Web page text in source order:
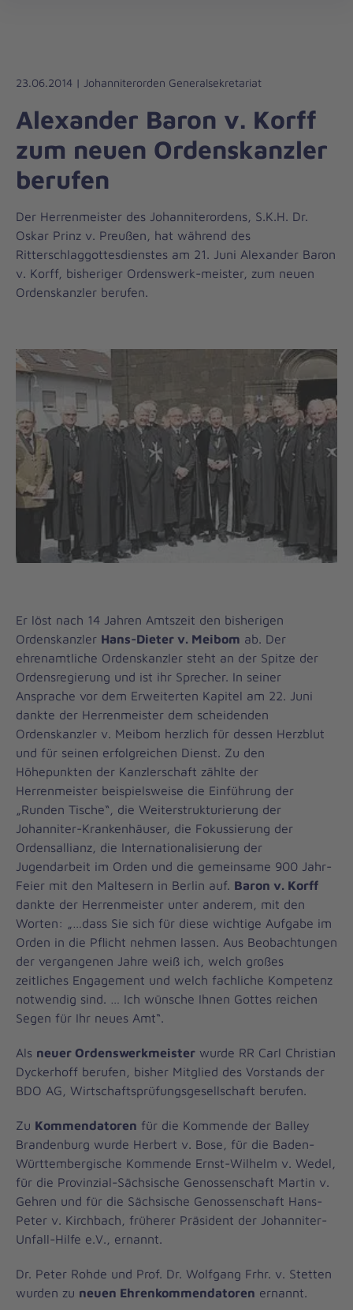
Liebe
Leben
23.06.2014 | Johanniterorden Generalsekretariat
Alexander Baron v. Korff
zum neuen Ordenskanzler
berufen
Der Herrenmeister des Johanniterordens, S.K.H. Dr.
Oskar Prinz v. Preußen, hat während des
Ritterschlaggottesdienstes am 21. Juni Alexander Baron
v. Korff, bisheriger Ordenswerk-meister, zum neuen
Ordenskanzler berufen.
Er löst nach 14 Jahren Amtszeit den bisherigen
Ordenskanzler Hans-Dieter v. Meibom ab. Der
ehrenamtliche Ordenskanzler steht an der Spitze der
Ordensregierung und ist ihr Sprecher. In seiner
Ansprache vor dem Erweiterten Kapitel am 22. Juni
dankte der Herrenmeister dem scheidenden
Ordenskanzler v. Meibom herzlich für dessen Herzblut
und für seinen erfolgreichen Dienst. Zu den
Höhepunkten der Kanzlerschaft zählte der
Herrenmeister beispielsweise die Einführung der
„Runden Tische“, die Weiterstrukturierung der
Johanniter-Krankenhäuser, die Fokussierung der
Ordensallianz, die Internationalisierung der
Jugendarbeit im Orden und die gemeinsame 900 Jahr-
Feier mit den Maltesern in Berlin auf. Baron v. Korff
dankte der Herrenmeister unter anderem, mit den
Worten: „…dass Sie sich für diese wichtige Aufgabe im
Orden in die Pflicht nehmen lassen. Aus Beobachtungen
der vergangenen Jahre weiß ich, welch großes
zeitliches Engagement und welch fachliche Kompetenz
notwendig sind. … Ich wünsche Ihnen Gottes reichen
Segen für Ihr neues Amt“.
Als neuer Ordenswerkmeister wurde RR Carl Christian
Dyckerhoff berufen, bisher Mitglied des Vorstands der
BDO AG, Wirtschaftsprüfungsgesellschaft berufen.
Zu Kommendatoren für die Kommende der Balley
Brandenburg wurde Herbert v. Bose, für die Baden-
Württembergische Kommende Ernst-Wilhelm v. Wedel,
für die Provinzial-Sächsische Genossenschaft Martin v.
Gehren und für die Sächsische Genossenschaft Hans-
Peter v. Kirchbach, früherer Präsident der Johanniter-
Unfall-Hilfe e.V., ernannt.
Dr. Peter Rohde und Prof. Dr. Wolfgang Frhr. v. Stetten
wurden zu neuen Ehrenkommendatoren ernannt.